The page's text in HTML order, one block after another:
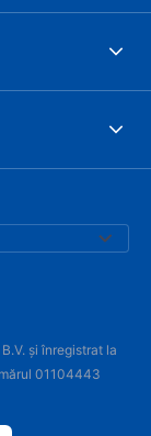
și înregistrat la
01104443